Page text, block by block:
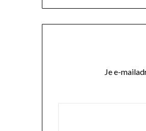
Je e-